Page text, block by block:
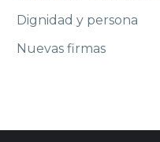
Dignidad y persona
Nuevas firmas